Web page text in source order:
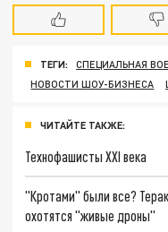
ТЕГИ:
СПЕЦИАЛЬНАЯ
НОВОСТИ ШОУ-БИЗНЕСА
ЧИТАЙТЕ ТАКЖЕ:
Технофашисты XXI века
"Кротами" были все?
охотятся "живые дроны"